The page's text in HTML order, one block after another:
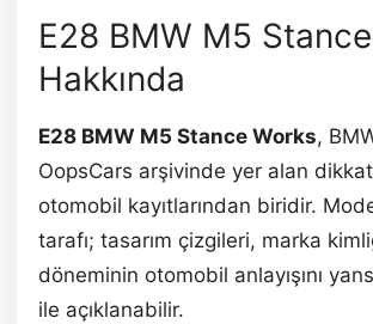
E28 BMW M5
Hakkında
E28 BMW M5 Stance Works,
OopsCars arşivinde yer alan
otomobil kayıtlarından biridir.
tarafı; tasarım çizgileri, marka
döneminin otomobil anlayışını
ile açıklanabilir.